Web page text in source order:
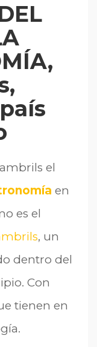
el
en
es el
, un
dentro del
Con
tienen en